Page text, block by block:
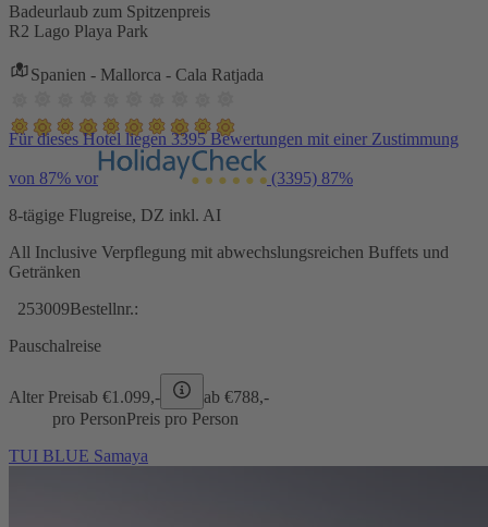
Badeurlaub zum Spitzenpreis
R2 Lago Playa Park
Spanien - Mallorca - Cala Ratjada
Für dieses Hotel liegen 3395 Bewertungen mit einer Zustimmung
von 87% vor (3395) 87%
8-tägige Flugreise, DZ inkl. AI
All Inclusive Verpflegung mit abwechslungsreichen Buffets und
Getränken
253009Bestellnr.:
Pauschalreise
Alter Preisab €1.099,- ab €788,-
pro PersonPreis pro Person
TUI BLUE Samaya